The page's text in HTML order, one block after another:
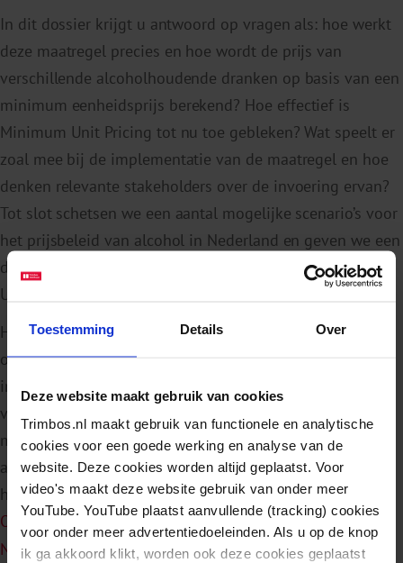
Toestemming Details Over
Deze website maakt gebruik van cookies
Trimbos.nl maakt gebruik van functionele en analytische
cookies voor een goede werking en analyse van de
website. Deze cookies worden altijd geplaatst. Voor
video's maakt deze website gebruik van onder meer
YouTube. YouTube plaatst aanvullende (tracking) cookies
voor onder meer advertentiedoeleinden. Als u op de knop
ik ga akkoord klikt, worden ook deze cookies geplaatst
In dit dossier krijgt u antwoord op vragen als: hoe werkt
deze maatregel precies en hoe wordt de prijs van
verschillende alcoholhoudende dranken op basis van een
minimum eenheidsprijs berekend? Hoe effectief is
Minimum Unit Pricing tot nu toe gebleken? Wat speelt er
zoal mee bij de implementatie van de maatregel en hoe
denken relevante stakeholders over de invoering ervan?
Tot slot schetsen we een aantal mogelijke scenario’s voor
het prijsbeleid van alcohol in Nederland en geven we een
doorberekening van kosten en effecten van Minimum
Unit Pricing voor de Nederlandse situatie.
Het Trimbos-instituut doet samen met het RIVM
onderzoek naar de effectiviteit, economische effecten en
implementatie van Minimum Unit Pricing. De resultaten
van literatuuronderzoek zijn aangevuld met interviews
met experts en een aantal werkbezoeken van het RIVM
aan Schotland en Engeland. Dit alles werd vastgelegd in
het rapport ‘Minimum Unit Pricing voor alcohol -
Onderzoek naar de haalbaarheid van invoering in
Nederland
’. Dit rapport is de bron van deze tekst.